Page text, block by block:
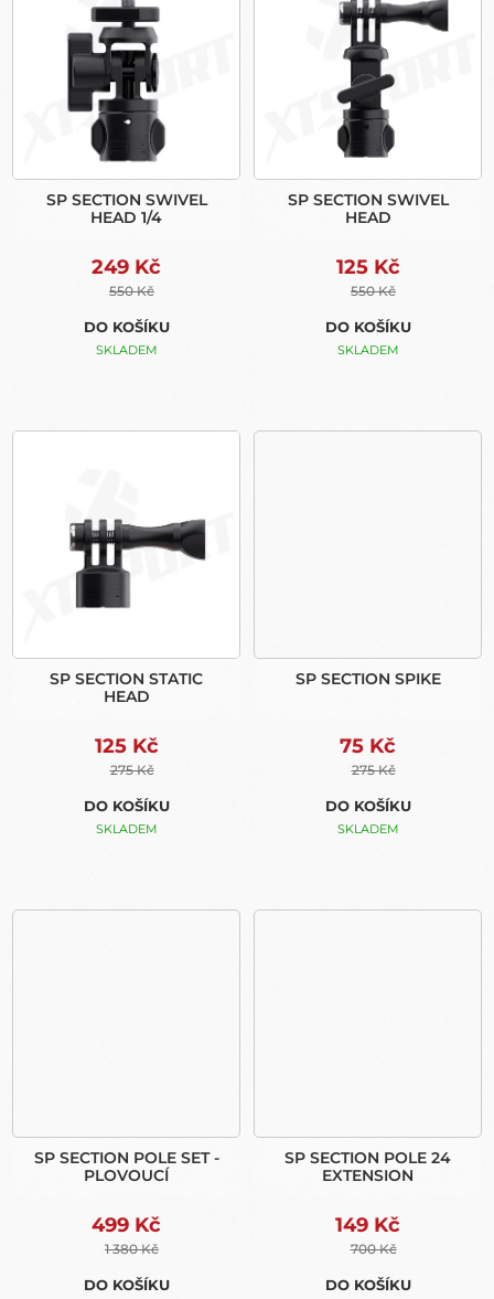
U
SP SECTION SWIVEL
HEAD 1/4
249 Kč
550 Kč
DO KOŠÍKU
SKLADEM
SP SECTION SWIVEL
HEAD
125 Kč
550 Kč
DO KOŠÍKU
SKLADEM
SP SECTION STATIC
HEAD
125 Kč
275 Kč
DO KOŠÍKU
SKLADEM
SP SECTION SPIKE
75 Kč
275 Kč
DO KOŠÍKU
SKLADEM
SP SECTION POLE SET -
PLOVOUCÍ
499 Kč
1 380 Kč
DO KOŠÍKU
SP SECTION POLE 24
EXTENSION
149 Kč
700 Kč
DO KOŠÍKU